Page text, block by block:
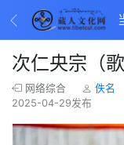
次仁央宗（歌
网络综合
佚名
2025-04-29发布